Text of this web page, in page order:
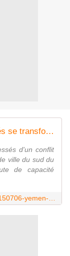
Yémen: à Aden, les hôpitaux débordés se transforment en mouroirs
d'un conflit
ville du sud du
de capacité